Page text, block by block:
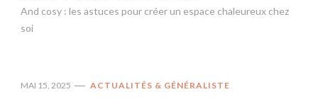
And cosy : les astuces pour créer un espace chaleureux chez
soi
MAI 15, 2025 ACTUALITÉS & GÉNÉRALISTE